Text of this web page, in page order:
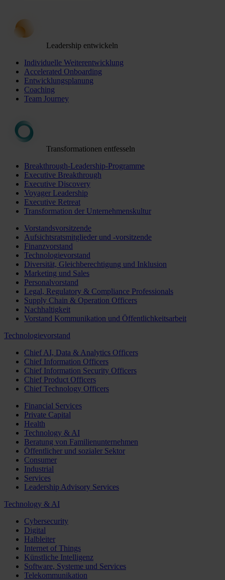
Leadership entwickeln
Individuelle Weiterentwicklung
Accelerated Onboarding
Entwicklungsplanung
Coaching
Team Journey
Transformationen entfesseln
Breakthrough-Leadership-Programme
Executive Breakthrough
Executive Discovery
Voyager Leadership
Executive Retreat
Transformation der Unternehmenskultur
Vorstandsvorsitzende
Aufsichtsratsmitglieder und -vorsitzende
Finanzvorstand
Technologievorstand
Diversität, Gleichberechtigung und Inklusion
Marketing und Sales
Personalvorstand
Legal, Regulatory & Compliance Professionals
Supply Chain & Operation Officers
Nachhaltigkeit
Vorstand Kommunikation und Öffentlichkeitsarbeit
Technologievorstand
Chief AI, Data & Analytics Officers
Chief Information Officers
Chief Information Security Officers
Chief Product Officers
Chief Technology Officers
Financial Services
Private Capital
Health
Technology & AI
Beratung von Familienunternehmen
Öffentlicher und sozialer Sektor
Consumer
Industrial
Services
Leadership Advisory Services
Technology & AI
Cybersecurity
Digital
Halbleiter
Internet of Things
Künstliche Intelligenz
Software, Systeme und Services
Telekommunikation